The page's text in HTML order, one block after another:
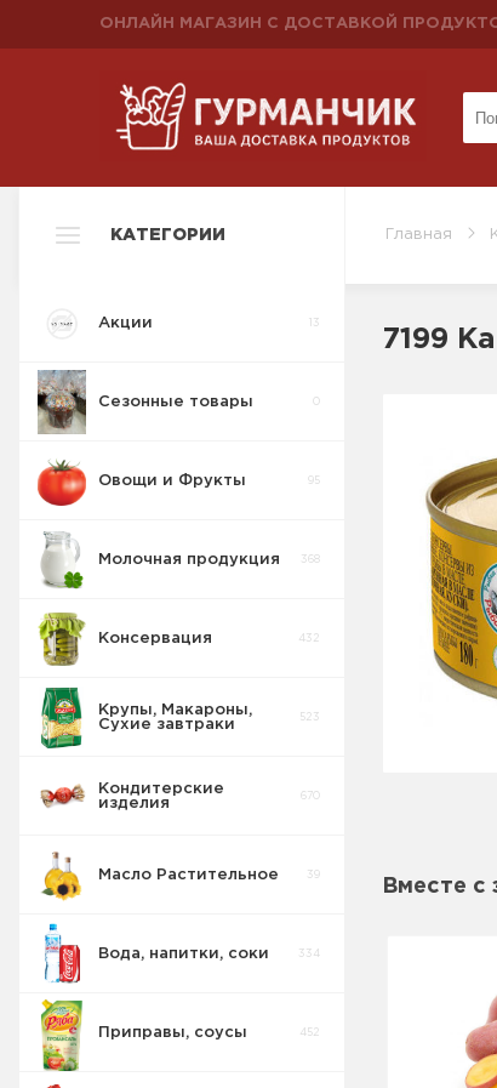
ОНЛАЙН МАГАЗИН С ДОСТАВКОЙ
Главная
КАТЕГОРИИ
Акции 13
Сезонные товары
Овощи и Фрукты 95
Молочная продукция 368
Консервация 432
Консервы
Консервы
Консервы
Сгущенка
Консервы
Крупы, Макароны,
Сухие завтраки
523
Кондитерские
изделия
670
Масло Растительное 39
Вода, напитки, соки 334
Приправы, соусы 452
7199
Вместе с